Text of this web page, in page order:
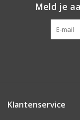
Meld je
Klantenservice